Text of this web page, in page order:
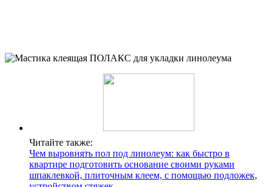
Читайте также:
Чем выровнять пол под линолеум: как быстро в
квартире подготовить основание своими руками
шпаклевкой, плиточным клеем, с помощью подложек,